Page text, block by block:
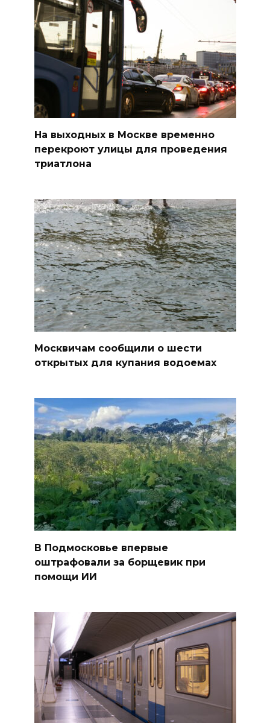
На выходных в Москве временно
перекроют улицы для проведения
триатлона
Москвичам сообщили о шести
открытых для купания водоемах
В Подмосковье впервые
оштрафовали за борщевик при
помощи ИИ